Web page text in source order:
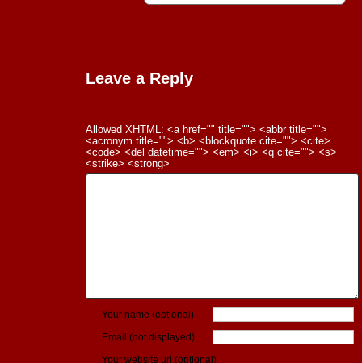
Leave a Reply
Allowed XHTML: <a href="" title=""> <abbr title="">
<acronym title=""> <b> <blockquote cite=""> <cite>
<code> <del datetime=""> <em> <i> <q cite=""> <s>
<strike> <strong>
Your name (optional)
Email (not displayed)
Your website url (optional)